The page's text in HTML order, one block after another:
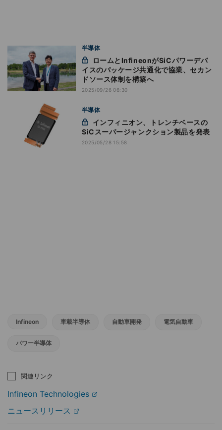
半導体
イスのパッケージ共通化で協業、セカン
ドソース体制を構築へ
2025/09/26 06:30
半導体
SiCスーパージャンクション製品を発表
2025/05/28 15:58
Infineon 車載半導体 自動車開発 電気自動車
パワー半導体
関連リンク
Infineon Technologies
ニュースリリース